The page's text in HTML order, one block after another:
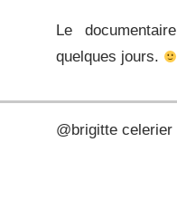
Le
quelques jours.
@brigitte